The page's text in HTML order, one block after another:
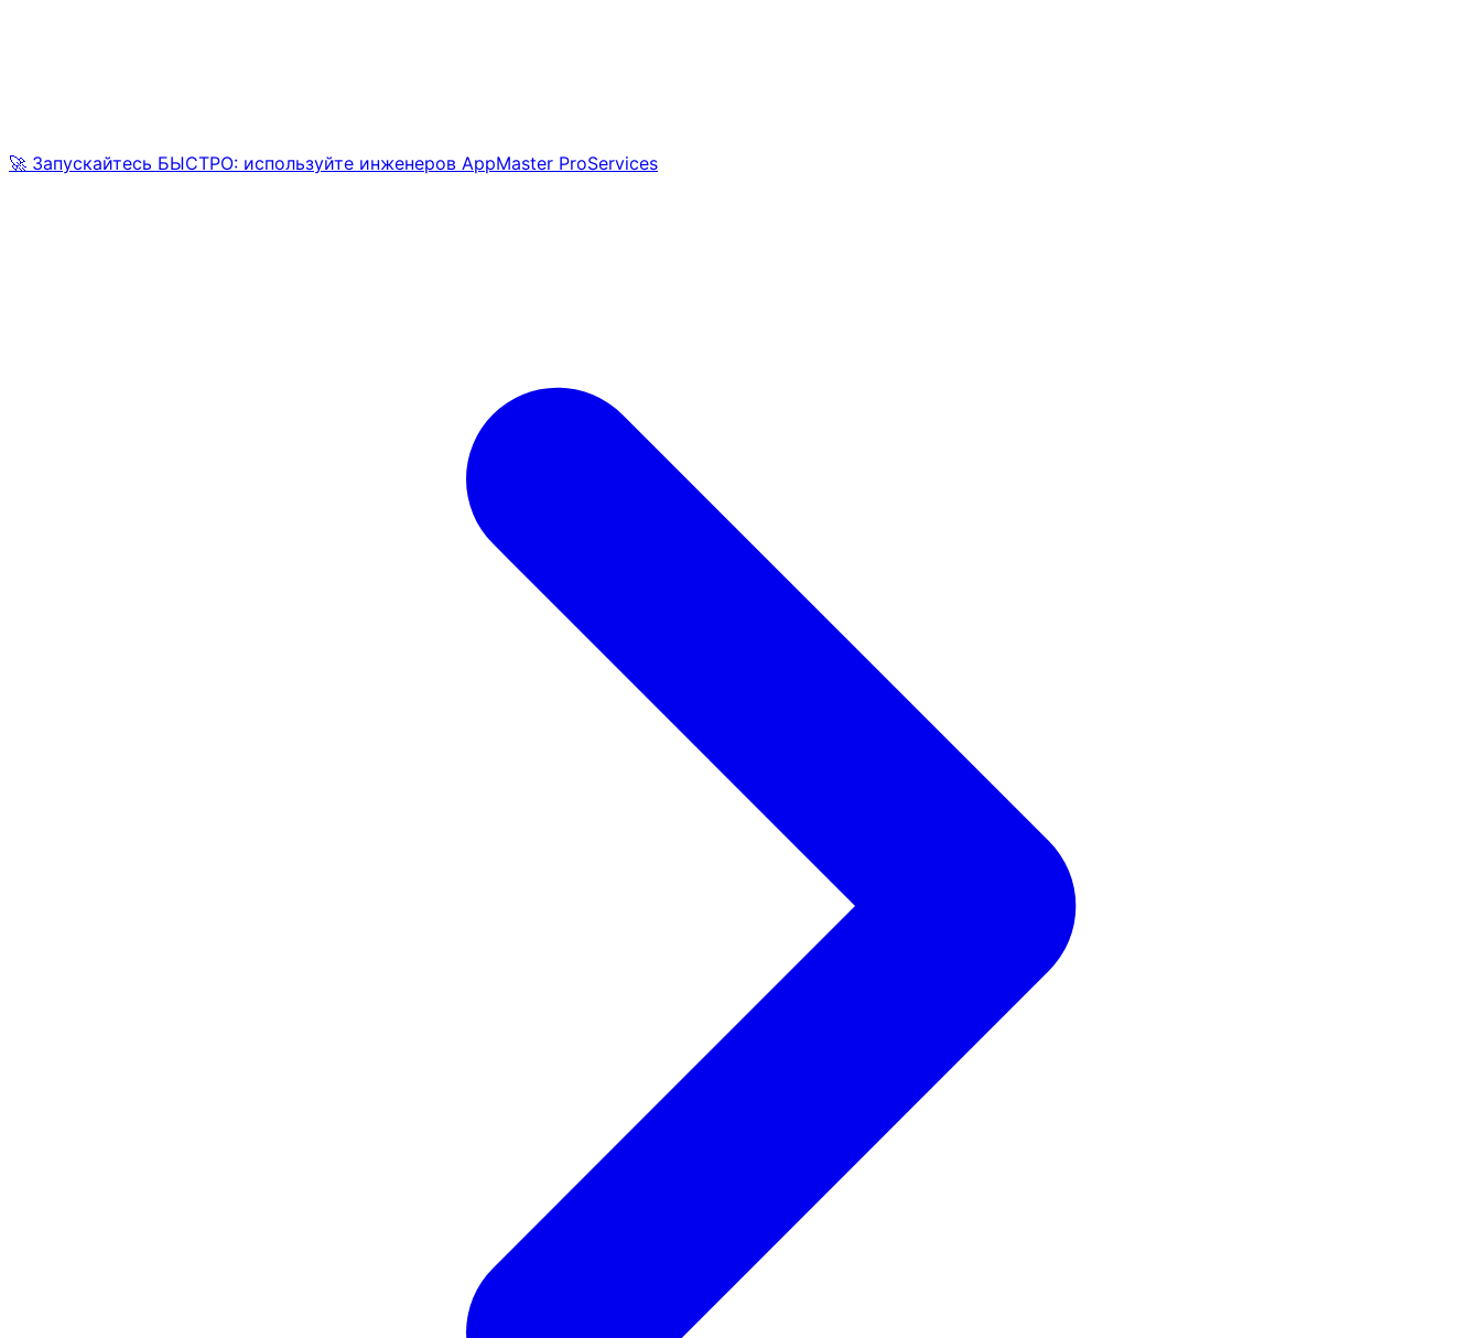
🚀 Запускайтесь БЫСТРО: используйте инженеров AppMaster ProServices